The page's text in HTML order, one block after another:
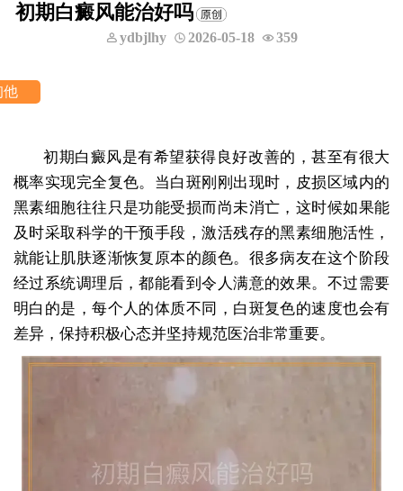
初期白癜风能治好吗
ydbjlhy 2026-05-18 359
初期白癜风是有希望获得良好改善的，甚至有很大
概率实现完全复色。当白斑刚刚出现时，皮损区域内的
黑素细胞往往只是功能受损而尚未消亡，这时候如果能
及时采取科学的干预手段，激活残存的黑素细胞活性，
就能让肌肤逐渐恢复原本的颜色。很多病友在这个阶段
经过系统调理后，都能看到令人满意的效果。不过需要
明白的是，每个人的体质不同，白斑复色的速度也会有
差异，保持积极心态并坚持规范医治非常重要。